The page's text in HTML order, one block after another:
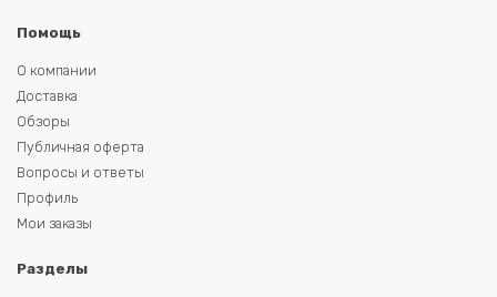
Помощь
О компании
Доставка
Обзоры
Публичная оферта
Вопросы и ответы
Профиль
Мои заказы
Разделы